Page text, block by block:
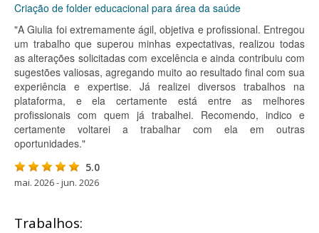
Criação de folder educacional para área da saúde
"A Giulia foi extremamente ágil, objetiva e profissional. Entregou
um trabalho que superou minhas expectativas, realizou todas
as alterações solicitadas com excelência e ainda contribuiu com
sugestões valiosas, agregando muito ao resultado final com sua
experiência e expertise. Já realizei diversos trabalhos na
plataforma, e ela certamente está entre as melhores
profissionais com quem já trabalhei. Recomendo, indico e
certamente voltarei a trabalhar com ela em outras
oportunidades."
5.0
mai. 2026 - jun. 2026
Trabalhos: